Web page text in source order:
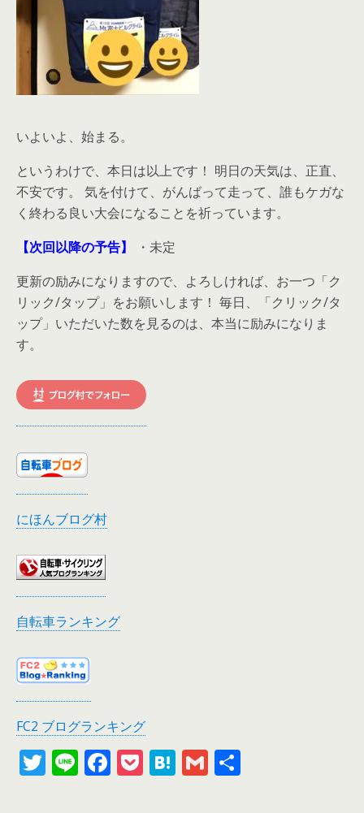
いよいよ、始まる。
というわけで、本日は以上です！ 明日の天気は、正直、
不安です。 気を付けて、がんばって走って、誰もケガな
く終わる良い大会になることを祈っています。
【次回以降の予告】
・未定
更新の励みになりますので、よろしければ、お一つ「ク
リック/タップ」をお願いします！ 毎日、「クリック/タ
ップ」いただいた数を見るのは、本当に励みになりま
す。
にほんブログ村
自転車ランキング
FC2 ブログランキング
T Li F P H G